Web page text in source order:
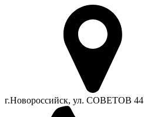
г.Новороссийск, ул. СОВЕТОВ 44